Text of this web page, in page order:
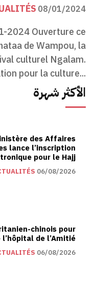
08/01/2024
ce
de Wampou, la
culturel Ngalam.
pour la culture...
الأكثر شهرة
des Affaires
lance l’inscription
pour le Hajj
06/08/2026
chinois pour
l’hôpital de l’Amitié
06/08/2026